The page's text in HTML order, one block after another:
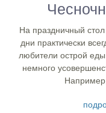
На праздничный
дни практически
любители острой
немного